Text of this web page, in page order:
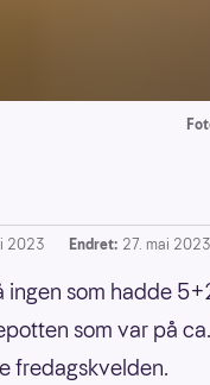
2023 Endret: 27. mai 2023
ingen som hadde
som var på
fredagskvelden.